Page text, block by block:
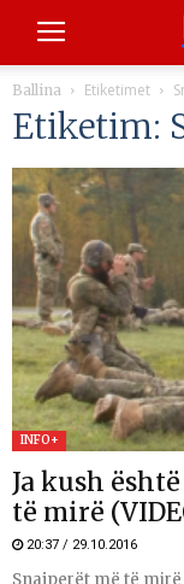
Ballina Etiketimet
Etiketim:
INFO+
Ja kush
të mirë
20:37 / 29.10.2016